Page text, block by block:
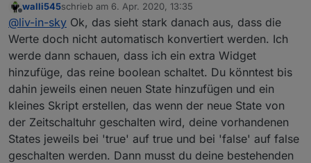
änderungen werde ich dann über ein popup
realisieren
soweit beim testen festgestellt: wenn ich das
json von dir auslese und das "enabled"
verändere von true auf false, kann ich über das
json die schaltung an- und/oder ausschalten
wie reagiere ich auf die änderung ?- ist ein blockly -
oder was meinst du genau
Offline
walli545schrieb am 6. Apr. 2020, 13:35
zuletzt editiert von
@liv-in-sky Ok, das sieht stark danach aus, dass die
Werte doch nicht automatisch konvertiert werden. Ich
werde dann schauen, dass ich ein extra Widget
hinzufüge, das reine boolean schaltet. Du könntest bis
dahin jeweils einen neuen State hinzufügen und ein
kleines Skript erstellen, das wenn der neue State von
der Zeitschaltuhr geschalten wird, deine vorhandenen
States jeweils bei 'true' auf true und bei 'false' auf false
geschalten werden. Dann musst du deine bestehenden